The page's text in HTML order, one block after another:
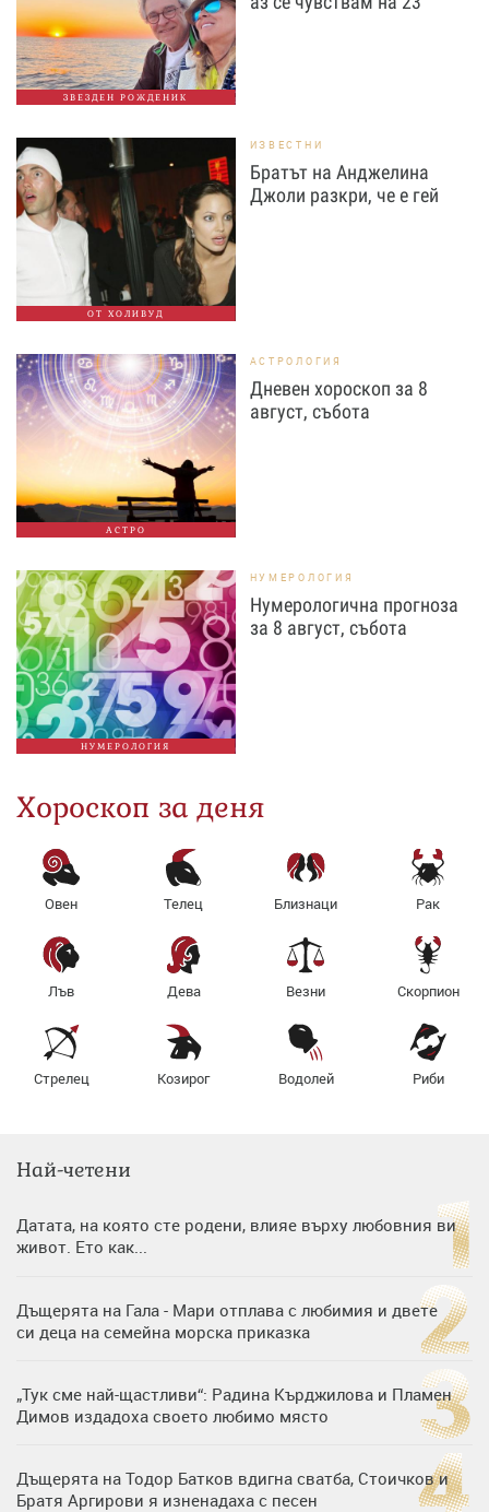
ЗВЕЗДЕН РОЖДЕНИК
ОТ ХОЛИВУД
ИЗВЕСТНИ
Братът на Анджелина
Джоли разкри, че е гей
АСТРО
АСТРОЛОГИЯ
Дневен хороскоп за 8
август, събота
НУМЕРОЛОГИЯ
НУМЕРОЛОГИЯ
Нумерологична прогноза
за 8 август, събота
Хороскоп за деня
Овен Телец Близнаци Рак
Лъв Дева Везни Скорпион
Стрелец Козирог Водолей Риби
Най-четени
Датата, на която сте родени, влияе върху любовния ви
живот. Ето как...
Дъщерята на Гала - Мари отплава с любимия и двете
си деца на семейна морска приказка
„Тук сме най-щастливи“: Радина Кърджилова и Пламен
Димов издадоха своето любимо място
Дъщерята на Тодор Батков вдигна сватба, Стоичков и
Братя Аргирови я изненадаха с песен